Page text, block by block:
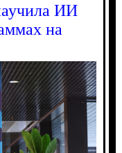
ИИ
на